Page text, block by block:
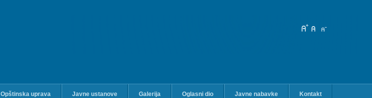
Opštinska uprava Javne ustanove Galerija Oglasni dio Javne nabavke Kontakt